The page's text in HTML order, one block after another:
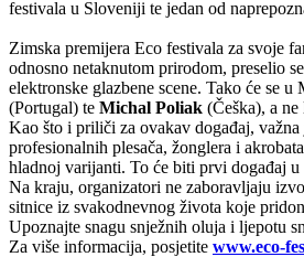
festivala u Sloveniji te jedan od
Zimska premijera Eco festivala za svoje
odnosno netaknutom prirodom, preselio
elektronske glazbene scene. Tako će se
(Portugal) te Michal Poliak (Češka), a
Kao što i priliči za ovakav događaj,
profesionalnih plesača, žonglera i
hladnoj varijanti. To će biti prvi događaj
Na kraju, organizatori ne zaboravljaju
sitnice iz svakodnevnog života koje
Upoznajte snagu snježnih oluja i ljepotu
Za više informacija, posjetite www.eco-